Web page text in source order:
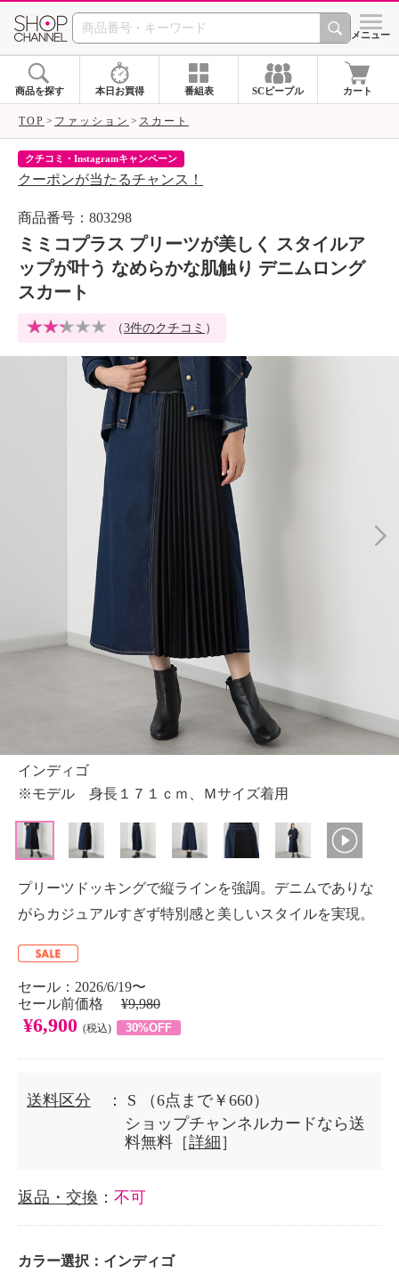
SHOP CHANNEL シメニュー
商品を探す 本日お買得 番組表 SCピープル カート
TOP ファッション スカート
クチコミ・Instagramキャンペーン
クーポンが当たるチャンス！
商品番号：803298
ミミコプラス プリーツが美しく スタイルア
ップが叶う なめらかな肌触り デニムロング
スカート
（3件のクチコミ ）
インディゴ
※モデル 身長１７１ｃｍ、Ｍサイズ着用
プリーツドッキングで縦ラインを強調。デニムでありな
がらカジュアルすぎず特別感と美しいスタイルを実現。
セール：2026/6/19〜
セール前価格 ¥9,980
¥6,900 (税込) 30%OFF
送料区分 ： S
（6点まで￥660）
ショップチャンネルカードなら送
料無料［詳細 ］
返品・交換 ： 不可
カラー選択： インディゴ